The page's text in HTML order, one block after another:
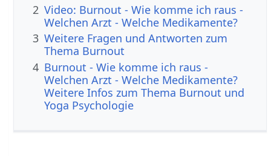
2 Video: Burnout - Wie komme ich raus -
Welchen Arzt - Welche Medikamente?
3 Weitere Fragen und Antworten zum
Thema Burnout
4 Burnout - Wie komme ich raus -
Welchen Arzt - Welche Medikamente?
Weitere Infos zum Thema Burnout und
Yoga Psychologie